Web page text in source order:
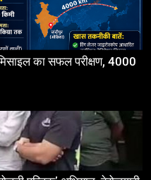
का सफल परीक्षण, 4000